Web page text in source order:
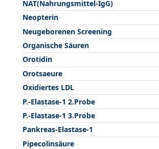
NAT(Nahrungsmittel-IgG)
Neopterin
Neugeborenen Screening
Organische Säuren
Orotidin
Orotsaeure
Oxidiertes LDL
P.-Elastase-1 2.Probe
P.-Elastase-1 3.Probe
Pankreas-Elastase-1
Pipecolinsäure